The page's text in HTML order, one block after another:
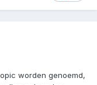
worden genoemd,